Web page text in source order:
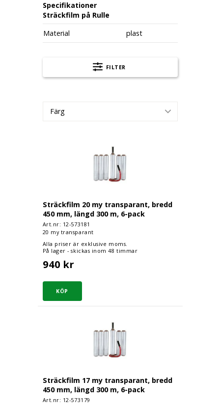
Specifikationer
Sträckfilm på Rulle
Material
plast
FILTER
Färg
Sträckfilm 20 my transparant, bredd
450 mm, längd 300 m, 6-pack
Art.nr: 12-573181
20 my transparant
Alla priser är exklusive moms.
På lager - skickas inom 48 timmar
940 kr
Sträckfilm 17 my transparant, bredd 450
Sträckfilm 17 my transparant, bredd
450 mm, längd 300 m, 6-pack
Art.nr: 12-573179